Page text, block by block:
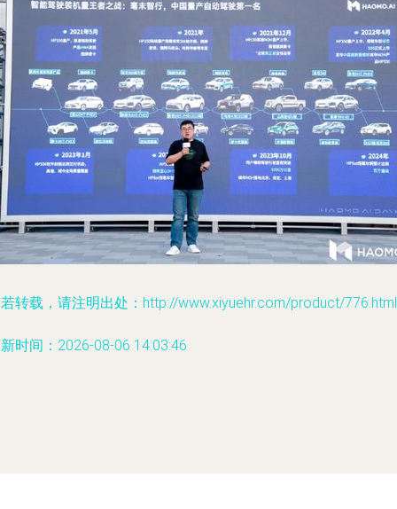
转载，请注明出处：http://www.xiyuehr.com/product/776.html
时间：2026-08-06 14:03:46